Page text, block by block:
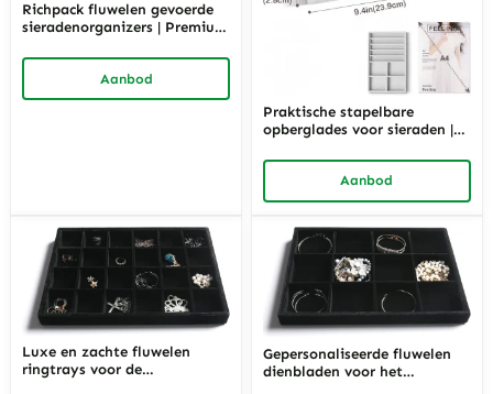
Richpack fluwelen gevoerde
sieradenorganizers | Premium
veilige en elegante
opslagoplossingen nodig
hebben
Aanbod
Praktische stapelbare
opberglades voor sieraden |
voor juweliers die op zoek
zijn naar ruimtebesparende
en georganiseerde opties
sieraden
Aanbod
Luxe en zachte fluwelen
ringtrays voor de
Gepersonaliseerde fluwelen
dienbladen voor het